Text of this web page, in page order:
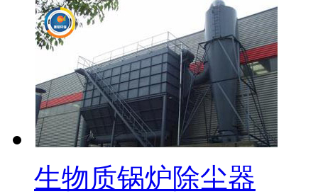
生物质锅炉除尘器